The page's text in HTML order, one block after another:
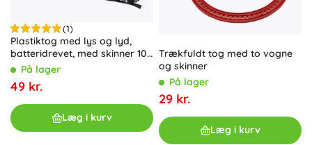
(1)
Plastiktog med lys og lyd,
batteridrevet, med skinner 104
× 68 cm
På lager
49 kr.
Læg i kurv
Trækfuldt tog med to vogne
og skinner
På lager
29 kr.
Læg i kurv